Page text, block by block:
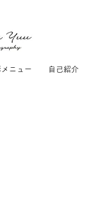
メニュー 自己紹介